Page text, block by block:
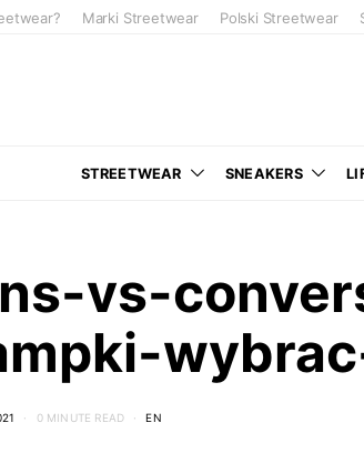
Marki Streetwear Polski Streetwear
STREETWEAR SNEAKERS
vs-
0 MINUTE READ EN